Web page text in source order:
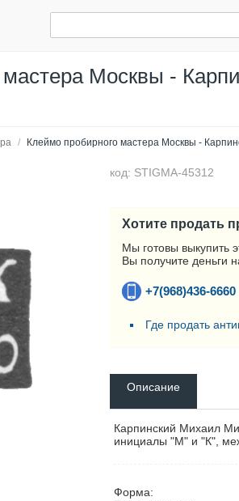
мастера Москвы -
/ Клеймо пробирного мастера Москвы -
код: STIGMA-45312
Хотите продать
Мы готовы выкупить
Вы получите деньги
+7(968)436-6660
Где продать
Описание
Карпинский Михаил
инициалы "М" и "К",
Форма: